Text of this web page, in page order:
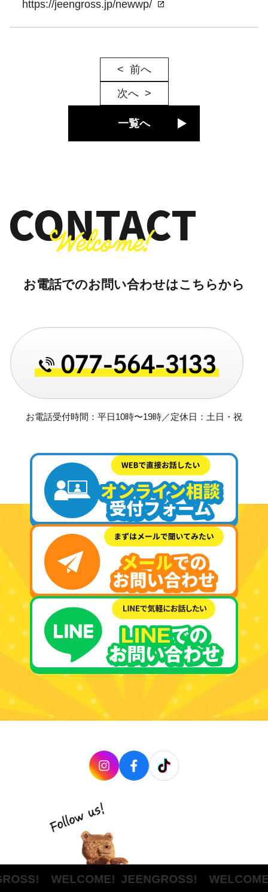
https://jeengross.jp/newwp/
前へ
次へ
一覧へ
お電話でのお問い合わせはこちらから
お電話受付時間：平日10時〜19時／定休日：土日・祝
WELCOME!JEENGROSS! WELCOME!